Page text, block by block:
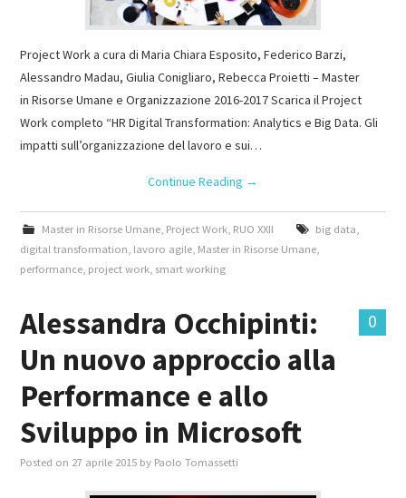
Project Work a cura di Maria Chiara Esposito, Federico Barzi,
Alessandro Madau, Giulia Conigliaro, Rebecca Proietti – Master
in Risorse Umane e Organizzazione 2016-2017 Scarica il Project
Work completo “HR Digital Transformation: Analytics e Big Data. Gli
impatti sull’organizzazione del lavoro e sui…
Continue Reading →
Master in Risorse Umane, Project Work, RUO XXII big data
digital transformation lavoro agile Master in Risorse Umane
performance project work smart working
0
Alessandra Occhipinti:
Un nuovo approccio alla
Performance e allo
Sviluppo in Microsoft
Posted on 27 aprile 2015 by Paolo Tomassetti